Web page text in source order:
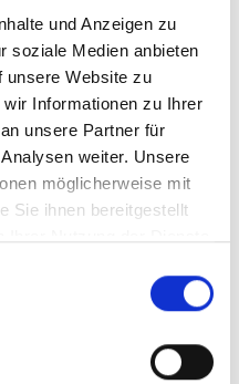
und Anzeigen zu
soziale Medien anbieten
unsere Website zu
Informationen zu Ihrer
unsere Partner für
weiter. Unsere
möglicherweise mit
Sie ihnen bereitgestellt
einer konkreten
Bekanntwerden von
werden wir
zu externen
Inhalte wir keinen
wir für diese
Gewähr übernehmen.
Seiten ist stets der
Seiten wurden zum